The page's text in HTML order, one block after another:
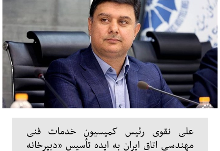
علی نقوی رئیس کمیسیون خدمات فنی
مهندسی اتاق ایران به ایده تأسیس «دبیرخانه